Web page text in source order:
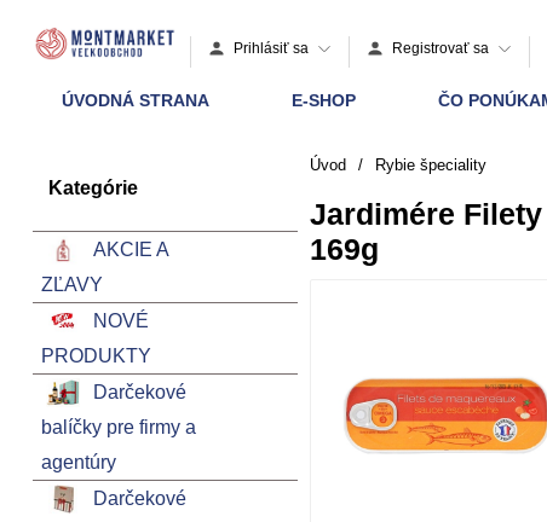
Prihlásiť sa Registrovať sa
ÚVODNÁ STRANA E-SHOP ČO
Kategórie
AKCIE A
ZĽAVY
NOVÉ
PRODUKTY
Darčekové
balíčky pre firmy a
agentúry
Darčekové
Úvod / Rybie špeciality
Jardimére
169g